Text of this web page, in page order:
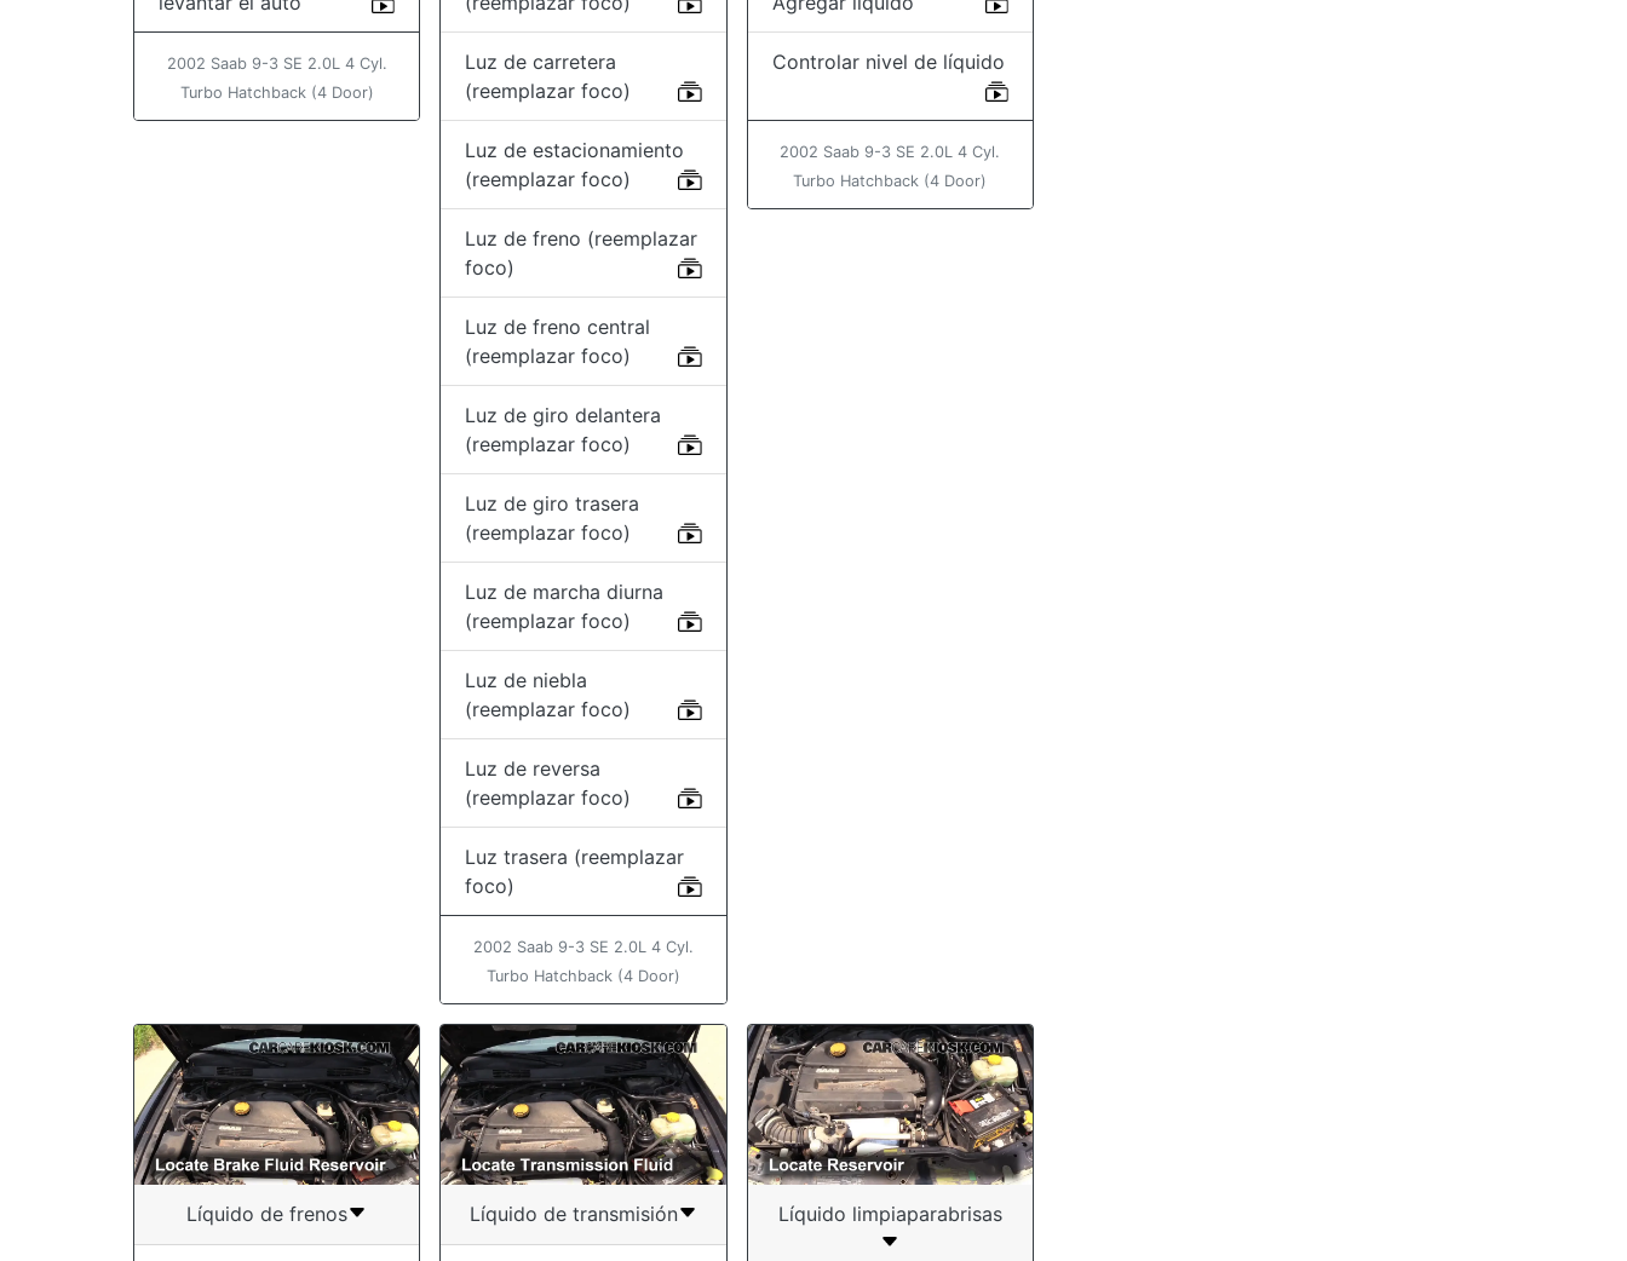
2002 Saab 9-3 SE 2.0L 4 Cyl.
Turbo Hatchback (4 Door)
Luz de carretera
(reemplazar foco)
Luz de estacionamiento
(reemplazar foco)
Luz de freno (reemplazar
foco)
Luz de freno central
(reemplazar foco)
Luz de giro delantera
(reemplazar foco)
Luz de giro trasera
(reemplazar foco)
Luz de marcha diurna
(reemplazar foco)
Luz de niebla
(reemplazar foco)
Luz de reversa
(reemplazar foco)
Luz trasera (reemplazar
foco)
2002 Saab 9-3 SE 2.0L 4 Cyl.
Turbo Hatchback (4 Door)
Controlar nivel de líquido
2002 Saab 9-3 SE 2.0L 4 Cyl.
Turbo Hatchback (4 Door)
Líquido de frenos Líquido de transmisión Líquido limpiaparabrisas